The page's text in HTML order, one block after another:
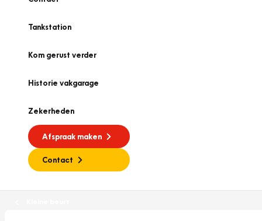
Tankstation
Kom gerust verder
Historie vakgarage
Zekerheden
Afspraak maken
Contact